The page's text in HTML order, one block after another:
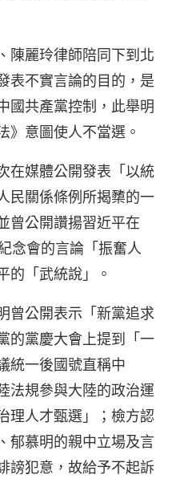
陳麗玲律師陪同下到北
表不實言論的目的，是
國共產黨控制，此舉明
》意圖使人不當選。
在媒體公開發表「以統
民關係條例所揭櫫的一
曾公開讚揚習近平在
念會的言論「振奮人
的「武統說」。
曾公開表示「新黨追求
的黨慶大會上提到「一
統一後國號直稱中
法規參與大陸的政治運
理人才甄選」；檢方認
郁慕明的親中立場及言
謗犯意，故給予不起訴